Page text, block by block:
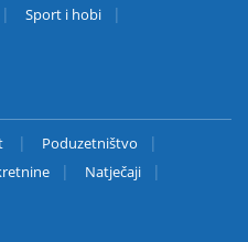
Sport i hobi
Poduzetništvo
Natječaji